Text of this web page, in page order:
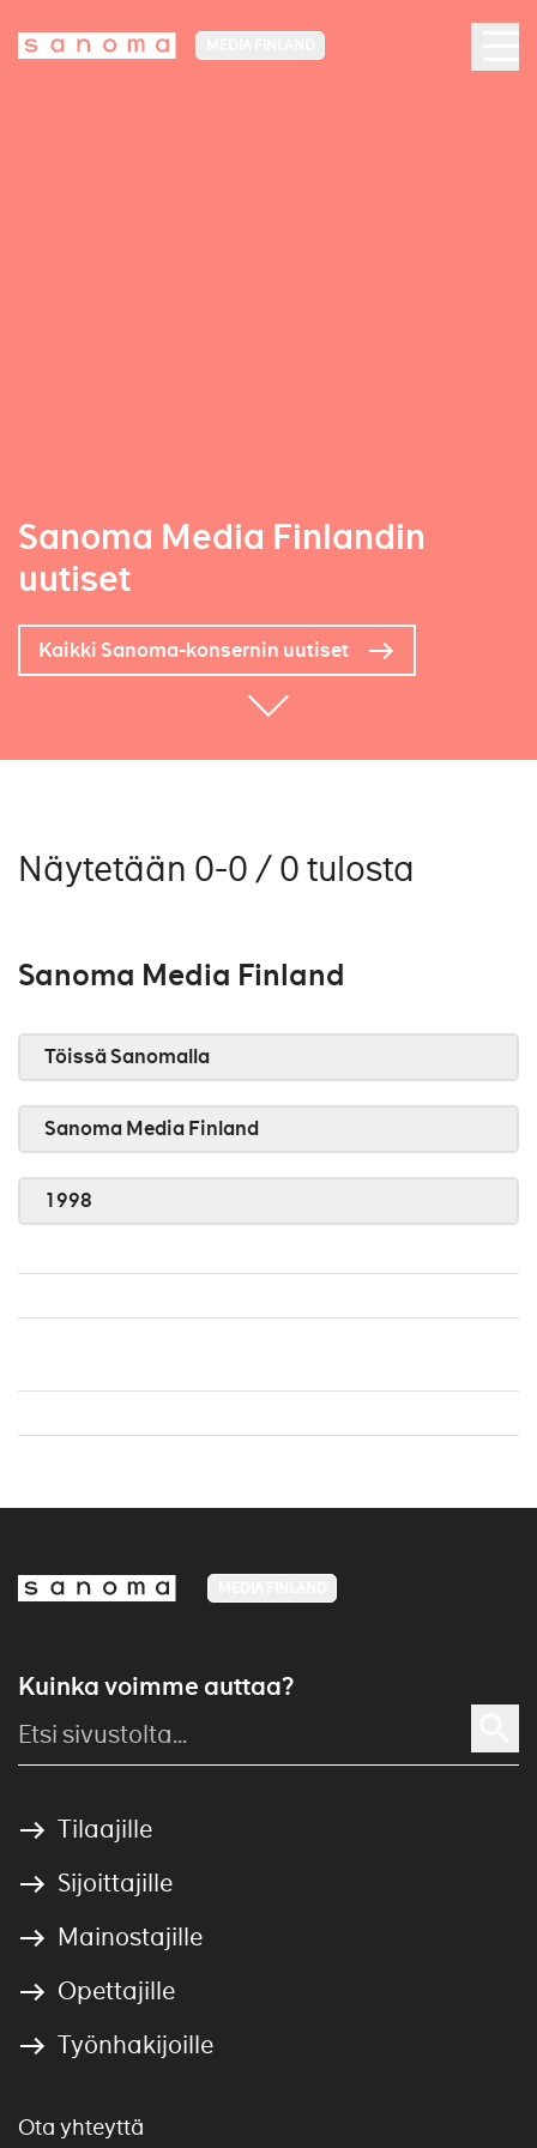
Sanoma Media Finlandin
uutiset
Kaikki Sanoma-konsernin uutiset
Näytetään 0-0 / 0 tulosta
Sanoma Media Finland
Töissä Sanomalla
Sanoma Media Finland
1998
Kuinka voimme auttaa?
Tilaajille
Sijoittajille
Mainostajille
Opettajille
Työnhakijoille
Ota yhteyttä